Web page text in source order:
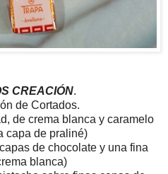
CREACIÓN.
de Cortados.
de crema blanca y caramelo
capa de praliné)
de chocolate y una fina
blanca)